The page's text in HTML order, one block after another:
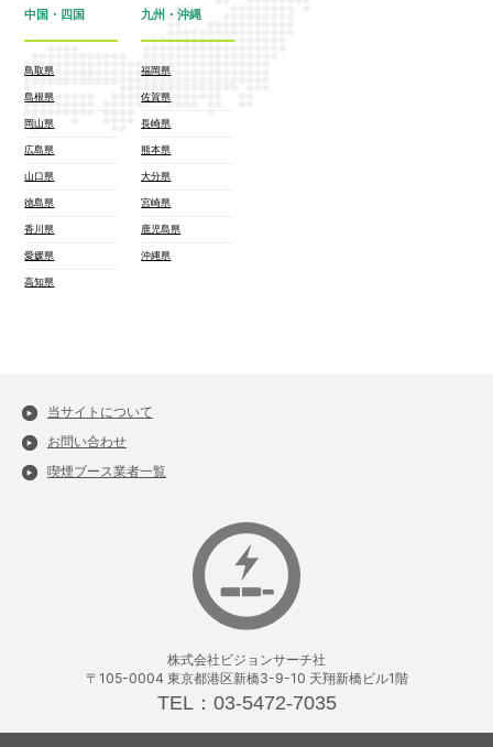
中国・四国
鳥取県
島根県
岡山県
広島県
山口県
徳島県
香川県
愛媛県
高知県
九州・沖縄
福岡県
佐賀県
長崎県
熊本県
大分県
宮崎県
鹿児島県
沖縄県
当サイトについて
お問い合わせ
喫煙ブース業者一覧
株式会社ビジョンサーチ社
〒105-0004 東京都港区新橋3-9-10 天翔新橋ビル1階
TEL：03-5472-7035